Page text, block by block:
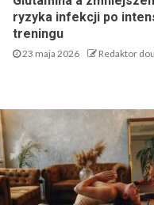
ryzyka infekcji po
treningu
23 maja 2026 Redaktor